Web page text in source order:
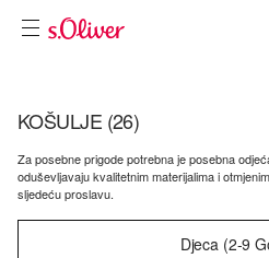
KOŠULJE (26)
Za posebne prigode potrebna je posebna
oduševljavaju kvalitetnim materijalima i
sljedeću proslavu.
Djeca (2-9